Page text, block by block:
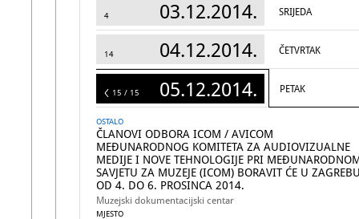
4 03.12.2014. SRIJEDA
14 04.12.2014. ČETVRTAK
15 05.12.2014. PETAK
15 / 15
OSTALO
ČLANOVI ODBORA ICOM / AVICOM
MEĐUNARODNOG KOMITETA ZA AUDIOVIZUALNE
MEDIJE I NOVE TEHNOLOGIJE PRI
SAVJETU ZA MUZEJE (ICOM) BORAVIT ĆE U
OD 4. DO 6. PROSINCA 2014.
Muzejski dokumentacijski centar
MJESTO